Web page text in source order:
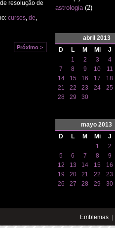
resolução de
cursos, de
Próximo >
astrologia(2)
abril 2013
D
L M Mi J
1
2 3 4
7
8 9 10 11
14
15 16 17 18
21
22 23 24 25
28
29 30
mayo 2013
D
L M Mi J
1
2
5
6 7 8 9
12
13 14 15 16
19
20 21 22 23
26
27 28 29 30
Emblemas|